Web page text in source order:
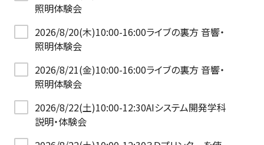
照明体験会
2026/8/20(木)10:00-16:00ライブの裏方 音響・
照明体験会
2026/8/21(金)10:00-16:00ライブの裏方 音響・
照明体験会
2026/8/22(土)10:00-12:30AIシステム開発学科
説明・体験会